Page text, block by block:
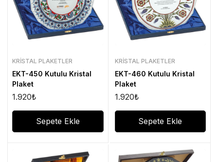
KRISTAL PLAKETLER
EKT-450 Kutulu Kristal
Plaket
1.920₺
Sepete Ekle
KRISTAL PLAKETLER
EKT-460 Kutulu Kristal
Plaket
1.920₺
Sepete Ekle